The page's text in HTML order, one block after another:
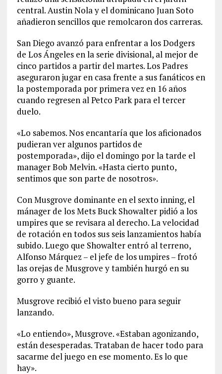
central. Austin Nola y el dominicano Juan Soto
añadieron sencillos que remolcaron dos carreras.
San Diego avanzó para enfrentar a los Dodgers
de Los Ángeles en la serie divisional, al mejor de
cinco partidos a partir del martes. Los Padres
aseguraron jugar en casa frente a sus fanáticos en
la postemporada por primera vez en 16 años
cuando regresen al Petco Park para el tercer
duelo.
«Lo sabemos. Nos encantaría que los aficionados
pudieran ver algunos partidos de
postemporada», dijo el domingo por la tarde el
manager Bob Melvin. «Hasta cierto punto,
sentimos que son parte de nosotros».
Con Musgrove dominante en el sexto inning, el
mánager de los Mets Buck Showalter pidió a los
umpires que se revisara al derecho. La velocidad
de rotación en todos sus seis lanzamientos había
subido. Luego que Showalter entró al terreno,
Alfonso Márquez – el jefe de los umpires – frotó
las orejas de Musgrove y también hurgó en su
gorro y guante.
Musgrove recibió el visto bueno para seguir
lanzando.
«Lo entiendo», Musgrove. «Estaban agonizando,
están desesperadas. Trataban de hacer todo para
sacarme del juego en ese momento. Es lo que
hay».